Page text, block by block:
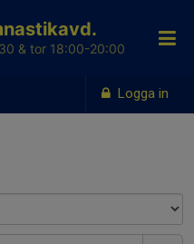
Logga in
& tor 18:00-20:00